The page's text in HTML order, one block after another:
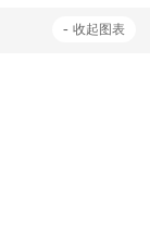
- 收起图表